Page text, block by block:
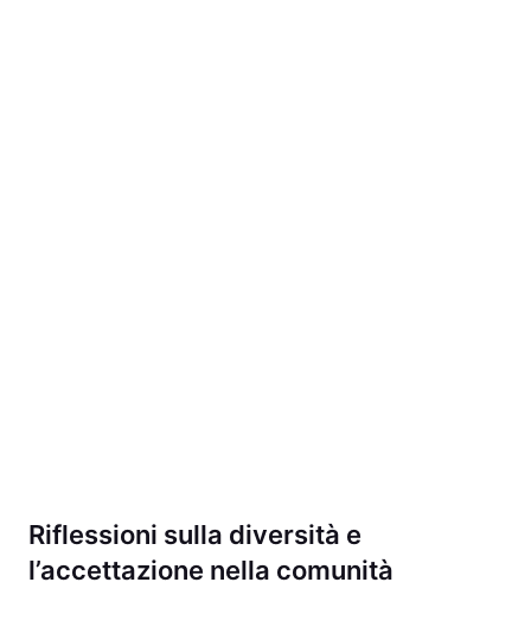
Riflessioni sulla diversità e
l’accettazione nella comunità